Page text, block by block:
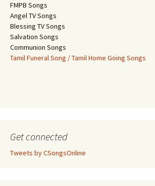
FMPB Songs
Angel TV Songs
Blessing TV Songs
Salvation Songs
Communion Songs
Tamil Funeral Song / Tamil Home Going Songs
Get connected
Tweets by CSongsOnline